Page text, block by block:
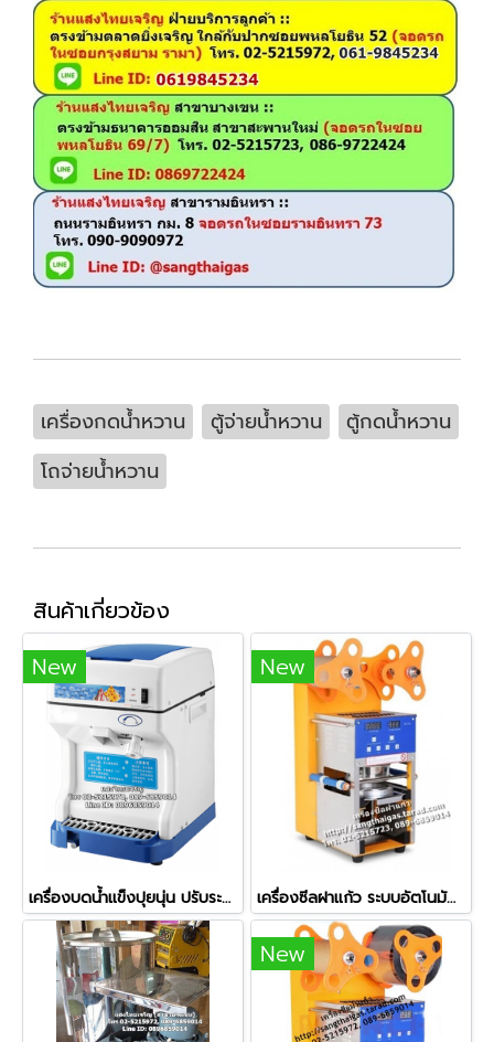
เครื่องกดน้ำหวาน ตู้จ่ายน้ำหวาน
ตู้กดน้ำหวาน
โถจ่ายน้ำหวาน
สินค้าเกี่ยวข้อง
New
เครื่องบดน้ำแข็งปุยนุ่น ปรับระดับความละเอียดได้
New
เครื่องซีลฝาแก้ว ระบบอัตโนมัติทั้งระบบ (Full Auto) รุ่น ZF-08
New